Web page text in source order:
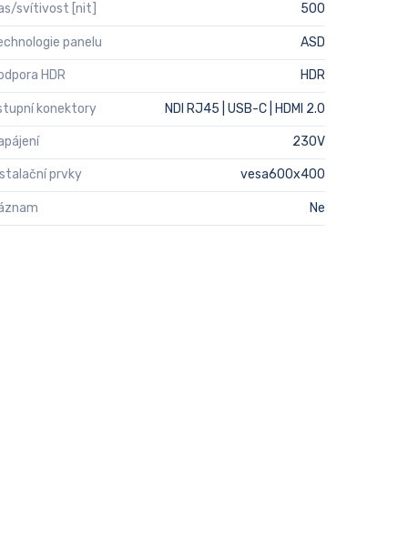
svítivost [nit] 500
panelu ASD
HDR HDR
konektory NDI RJ45 | USB-C | HDMI 2.0
230V
prvky vesa600x400
Ne